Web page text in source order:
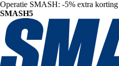
Operatie SMASH: -5% extra korting
SMASH5